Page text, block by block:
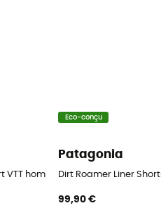
VTT homme
Eco-conçu
Patagonia
Dirt Roamer Liner
99,90 €